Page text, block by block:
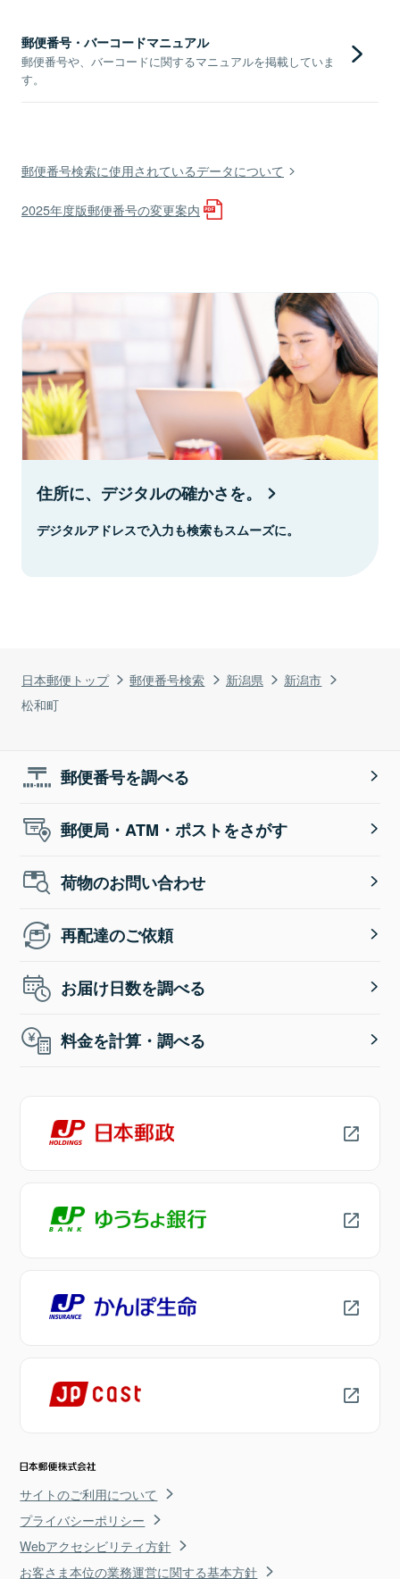
日本郵便トップ 郵便番号検索 新潟県
新潟市
松和町
郵便番号・バーコードマニュアル
郵便番号や、バーコードに関するマニュアルを掲載していま
す。
郵便番号検索に使用されているデータについて
2025年度版郵便番号の変更案内
住所に、デジタルの確かさを。
デジタルアドレスで入力も検索もスムーズに。
郵便番号を調べる
郵便局・ATM・ポストをさがす
荷物のお問い合わせ
再配達のご依頼
お届け日数を調べる
料金を計算・調べる
サイトのご利用について
プライバシーポリシー
Webアクセシビリティ方針
お客さま本位の業務運営に関する基本方針